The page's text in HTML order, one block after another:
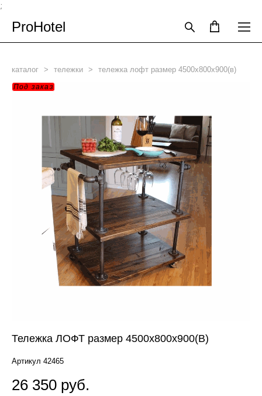
;
ProHotel
каталог > тележки > тележка лофт размер 4500х800х900(в)
Под заказ
Тележка ЛОФТ размер 4500х800х900(В)
Артикул 42465
26 350 pуб.